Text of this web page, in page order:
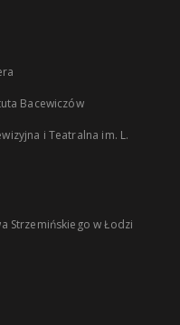
Bacewiczów
i Teatralna im. L.
Strzemińskiego w Łodzi